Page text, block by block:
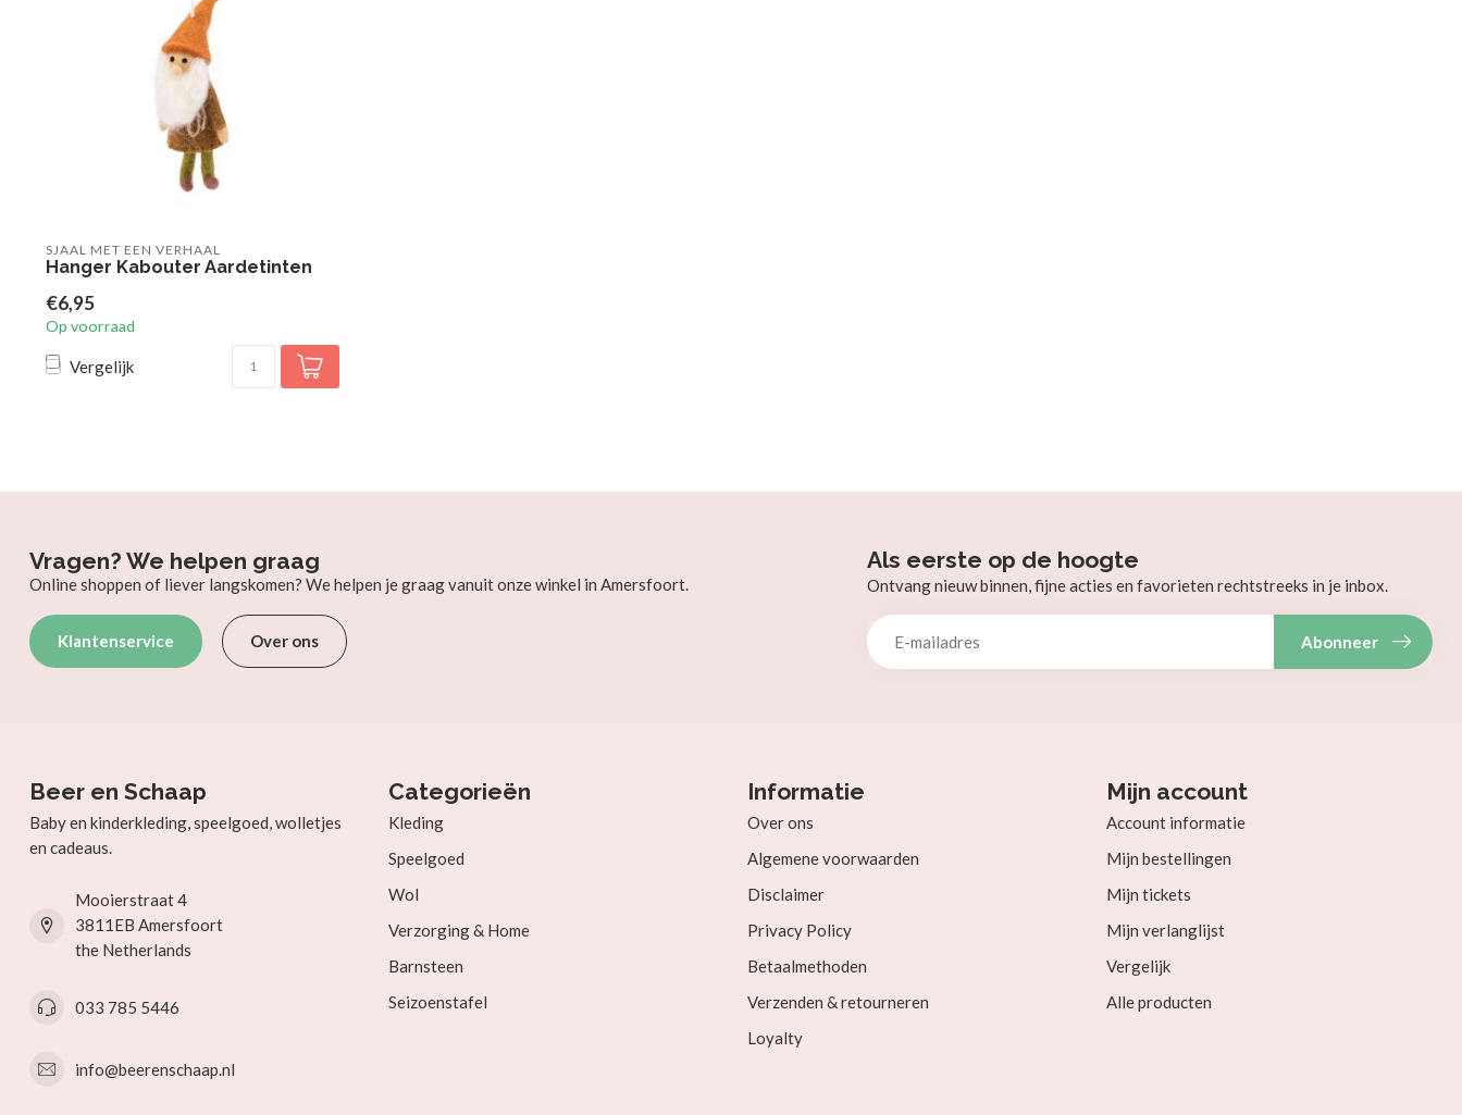
SJAAL MET EEN VERHAAL
Hanger Kabouter Aardetinten
€6,95
Op voorraad
Vergelijk
Vragen? We helpen graag
Online shoppen of liever langskomen? We helpen je graag vanuit onze winkel in Amersfoort.
Klantenservice Over ons
Als eerste op de hoogte
Ontvang nieuw binnen, fijne acties en favorieten rechtstreeks in je inbox.
Abonneer
Beer en Schaap
Baby en kinderkleding, speelgoed, wolletjes
en cadeaus.
Mooierstraat 4
3811EB Amersfoort
the Netherlands
033 785 5446
info@beerenschaap.nl
Categorieën
Kleding
Speelgoed
Wol
Verzorging & Home
Barnsteen
Seizoenstafel
Informatie
Over ons
Algemene voorwaarden
Disclaimer
Privacy Policy
Betaalmethoden
Verzenden & retourneren
Loyalty
Mijn account
Account informatie
Mijn bestellingen
Mijn tickets
Mijn verlanglijst
Vergelijk
Alle producten